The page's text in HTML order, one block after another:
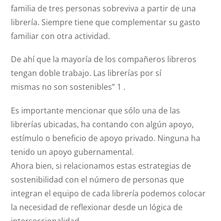
familia de tres personas sobreviva a partir de una
librería. Siempre tiene que complementar su gasto
familiar con otra actividad.
De ahí que la mayoría de los compañeros libreros
tengan doble trabajo. Las librerías por sí
mismas no son sostenibles” 1 .
Es importante mencionar que sólo una de las
librerías ubicadas, ha contando con algún apoyo,
estímulo o beneficio de apoyo privado. Ninguna ha
tenido un apoyo gubernamental.
Ahora bien, si relacionamos estas estrategias de
sostenibilidad con el número de personas que
integran el equipo de cada librería podemos colocar
la necesidad de reflexionar desde un lógica de